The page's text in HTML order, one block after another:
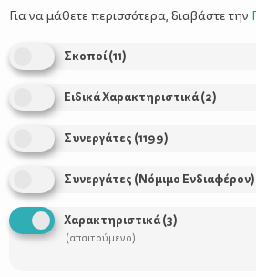
Χρήσιμοι
Τι είναι το ΔΕΛΤΑ
Για να μάθετε περισσότερα, διαβάστε την
Σκοποί(11)
Ειδικά Χαρακτηριστικά(2)
Συνεργάτες (1199)
Συνεργάτες (Νόμιμο Ενδιαφέρον)
Χαρακτηριστικά(3)
(απαιτούμενο)